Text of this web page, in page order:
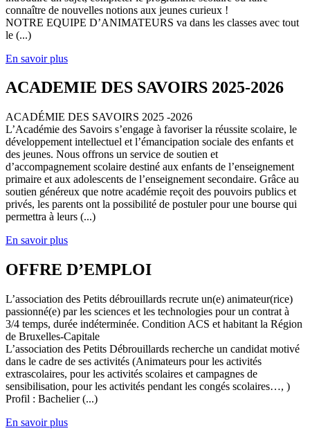
connaître de nouvelles notions aux jeunes curieux !
NOTRE EQUIPE D’ANIMATEURS va dans les classes avec tout
le (...)
En savoir plus
ACADEMIE DES SAVOIRS 2025-2026
ACADÉMIE DES SAVOIRS 2025 -2026
L’Académie des Savoirs s’engage à favoriser la réussite scolaire, le
développement intellectuel et l’émancipation sociale des enfants et
des jeunes. Nous offrons un service de soutien et
d’accompagnement scolaire destiné aux enfants de l’enseignement
primaire et aux adolescents de l’enseignement secondaire. Grâce au
soutien généreux que notre académie reçoit des pouvoirs publics et
privés, les parents ont la possibilité de postuler pour une bourse qui
permettra à leurs (...)
En savoir plus
OFFRE D’EMPLOI
L’association des Petits débrouillards recrute un(e) animateur(rice)
passionné(e) par les sciences et les technologies pour un contrat à
3/4 temps, durée indéterminée. Condition ACS et habitant la Région
de Bruxelles-Capitale
L’association des Petits Débrouillards recherche un candidat motivé
dans le cadre de ses activités (Animateurs pour les activités
extrascolaires, pour les activités scolaires et campagnes de
sensibilisation, pour les activités pendant les congés scolaires…, )
Profil : Bachelier (...)
En savoir plus